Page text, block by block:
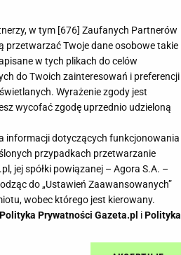
To
w tym [676] Zaufanych Partnerów
przetwarzać Twoje dane osobowe takie
w tych plikach do celów
do Twoich zainteresowań i preferencji
Wyrażenie zgody jest
wycofać zgodę uprzednio udzieloną
informacji dotyczących funkcjonowania
przypadkach przetwarzanie
jej spółki powiązanej – Agora S.A. –
do „Ustawień Zaawansowanych”
wobec którego jest kierowany.
Polityka Prywatności Gazeta.pl iPolityka